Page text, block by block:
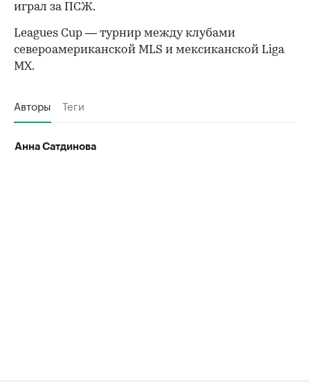
играл за ПСЖ.
Leagues Cup — турнир между клубами
североамериканской MLS и мексиканской Liga
MX.
Авторы Теги
Анна Сатдинова